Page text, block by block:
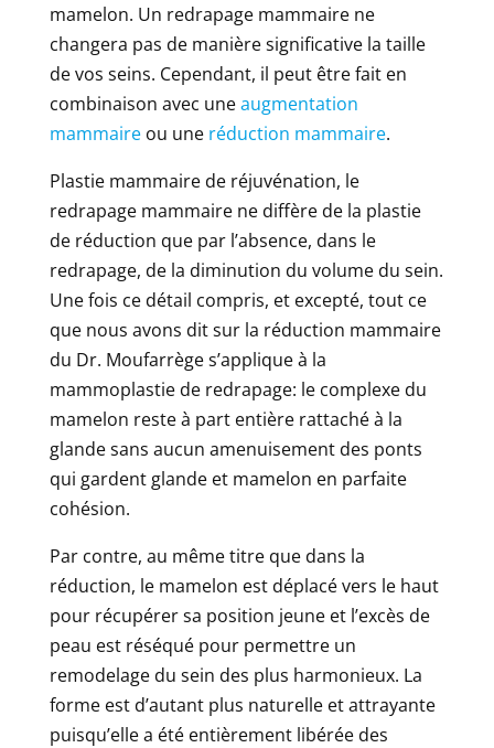
mamelon. Un redrapage mammaire ne
changera pas de manière significative la taille
de vos seins. Cependant, il peut être fait en
combinaison avec uneaugmentation
mammaireou une réduction mammaire.
Plastie mammaire de réjuvénation, le
redrapage mammaire ne diffère de la plastie
de réduction que par l’absence, dans le
redrapage, de la diminution du volume du sein.
Une fois ce détail compris, et excepté, tout ce
que nous avons dit sur la réduction mammaire
du Dr. Moufarrège s’applique à la
mammoplastie de redrapage: le complexe du
mamelon reste à part entière rattaché à la
glande sans aucun amenuisement des ponts
qui gardent glande et mamelon en parfaite
cohésion.
Par contre, au même titre que dans la
réduction, le mamelon est déplacé vers le haut
pour récupérer sa position jeune et l’excès de
peau est réséqué pour permettre un
remodelage du sein des plus harmonieux. La
forme est d’autant plus naturelle et attrayante
puisqu’elle a été entièrement libérée des